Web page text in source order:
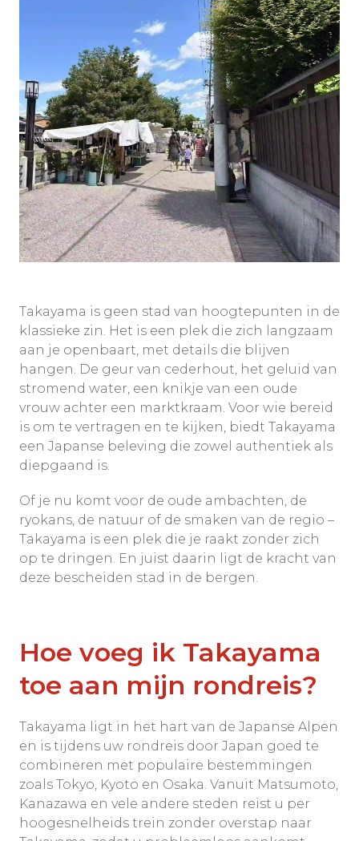
Takayama is geen stad van hoogtepunten in de
klassieke zin. Het is een plek die zich langzaam
aan je openbaart, met details die blijven
hangen. De geur van cederhout, het geluid van
stromend water, een knikje van een oude
vrouw achter een marktkraam. Voor wie bereid
is om te vertragen en te kijken, biedt Takayama
een Japanse beleving die zowel authentiek als
diepgaand is.
Of je nu komt voor de oude ambachten, de
ryokans, de natuur of de smaken van de regio –
Takayama is een plek die je raakt zonder zich
op te dringen. En juist daarin ligt de kracht van
deze bescheiden stad in de bergen.
Hoe voeg ik Takayama
toe aan mijn rondreis?
Takayama ligt in het hart van de Japanse Alpen
en is tijdens uw rondreis door Japan goed te
combineren met populaire bestemmingen
zoals Tokyo, Kyoto en Osaka. Vanuit Matsumoto,
Kanazawa en vele andere steden reist u per
hoogesnelheids trein zonder overstap naar